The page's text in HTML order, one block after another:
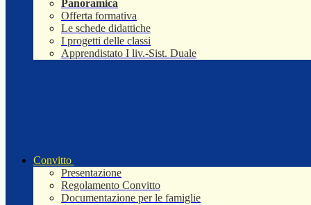
Panoramica
Offerta formativa
Le schede didattiche
I progetti delle classi
Apprendistato I liv.-Sist. Duale
Convitto
Presentazione
Regolamento Convitto
Documentazione per le famiglie